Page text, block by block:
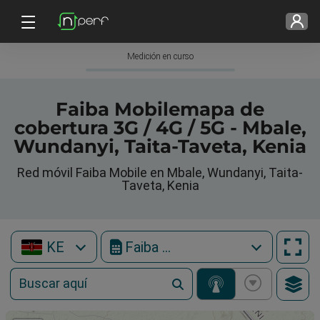
Medición en curso
Faiba Mobilemapa de
cobertura 3G / 4G / 5G - Mbale,
Wundanyi, Taita-Taveta, Kenia
Red móvil Faiba Mobile en Mbale, Wundanyi, Taita-
Taveta, Kenia
KE Faiba Mobile